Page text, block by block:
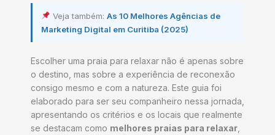
Veja também:As 10 Melhores Agências de
Marketing Digital em Curitiba (2025)
Escolher uma praia para relaxar não é apenas sobre
o destino, mas sobre a experiência de reconexão
consigo mesmo e com a natureza. Este guia foi
elaborado para ser seu companheiro nessa jornada,
apresentando os critérios e os locais que realmente
se destacam como melhores praias para relaxar